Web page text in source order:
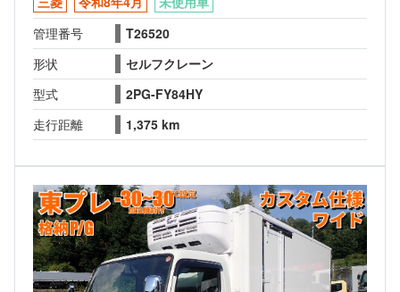
管理番号
T26520
形状
セルフクレーン
型式
2PG-FY84HY
走行距離
1,375 km